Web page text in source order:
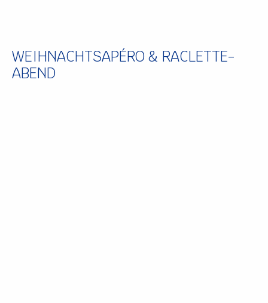
WEIHNACHTSAPÉRO & RACLETTE-
ABEND